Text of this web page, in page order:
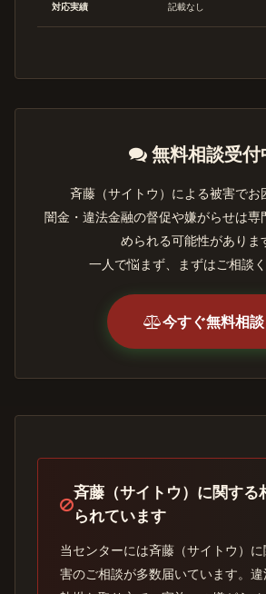
対応実績 記載なし
無料相談受付
斉藤（サイトウ）による被害でお
闇金・違法金融の督促や嫌がらせは専
められる可能性がありま
一人で悩まず、まずはご相談く
今すぐ無料相談
斉藤（サイトウ）に関する
られています
当センターには斉藤（サイトウ）
害のご相談が多数届いています。違